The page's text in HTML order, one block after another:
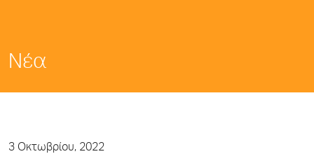
Νέα
3 Οκτωβρίου, 2022